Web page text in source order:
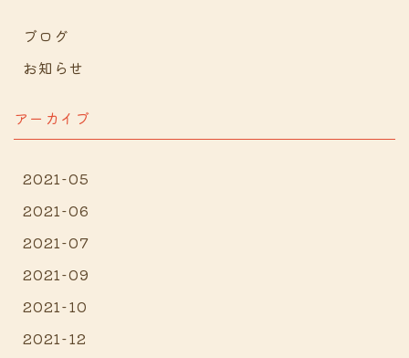
ブログ
お知らせ
アーカイブ
2021-05
2021-06
2021-07
2021-09
2021-10
2021-12